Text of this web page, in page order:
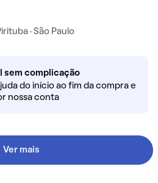
· São Paulo
sem complicação
do início ao fim da compra e
nossa conta
Ver mais